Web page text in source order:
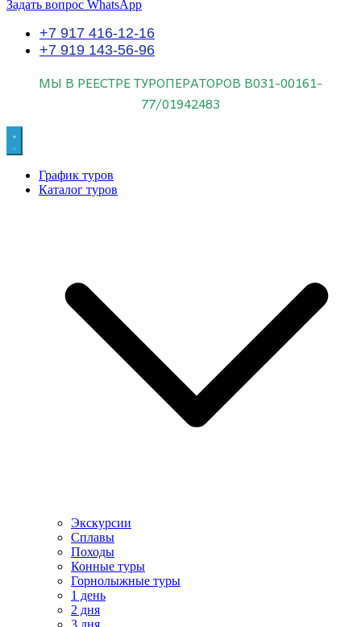
Задать вопрос WhatsApp
+7 917 416-12-16
+7 919 143-56-96
МЫ В РЕЕСТРЕ ТУРОПЕРАТОРОВ В031-00161-
77/01942483
График туров
Каталог туров
Экскурсии
Сплавы
Походы
Конные туры
Горнолыжные туры
1 день
2 дня
3 дня